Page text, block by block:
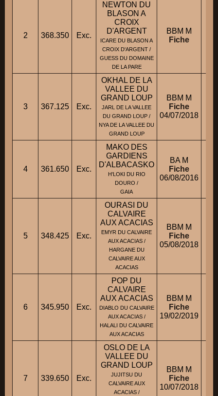
2 368.350 Exc.
NEWTON DU
BLASON A
CROIX
D'ARGENT
ICARE DU BLASON A
CROIX D'ARGENT /
GUESS DU DOMAINE
DE LA PARE
BBM M
Fiche
3 367.125 Exc.
OKHAL DE LA
VALLEE DU
GRAND LOUP
JARL DE LA VALLEE
DU GRAND LOUP /
NYA DE LA VALLEE DU
GRAND LOUP
BBM M
Fiche
04/07/2018
4 361.650 Exc.
MAKO DES
GARDIENS
D'ALBACASKO
H'LOKI DU RIO
DOURO /
GAIA
BA M
Fiche
06/08/2016
5 348.425 Exc.
OURASI DU
CALVAIRE
AUX ACACIAS
EMYR DU CALVAIRE
AUX ACACIAS /
HARGANE DU
CALVAIRE AUX
ACACIAS
BBM M
Fiche
05/08/2018
6 345.950 Exc.
POP DU
CALVAIRE
AUX ACACIAS
DIABLO DU CALVAIRE
AUX ACACIAS /
HALALI DU CALVAIRE
AUX ACACIAS
BBM M
Fiche
19/02/2019
7 339.650 Exc.
OSLO DE LA
VALLEE DU
GRAND LOUP
JUJITSU DU
CALVAIRE AUX
ACACIAS /
BBM M
Fiche
10/07/2018